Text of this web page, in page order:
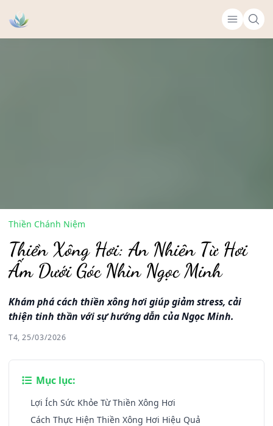
Thiền Chánh Niệm
Thiền Xông Hơi: An Nhiên Từ Hơi
Ấm Dưới Góc Nhìn Ngọc Minh
Khám phá cách thiền xông hơi giúp giảm stress, cải
thiện tinh thần với sự hướng dẫn của Ngọc Minh.
T4, 25/03/2026
Mục lục:
Lợi Ích Sức Khỏe Từ Thiền Xông Hơi
Cách Thực Hiện Thiền Xông Hơi Hiệu Quả